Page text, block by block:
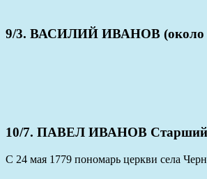
9/3. ВАСИЛИЙ ИВАНОВ (около
10/7. ПАВЕЛ ИВАНОВ Старший
С 24 мая 1779 пономарь церкви села